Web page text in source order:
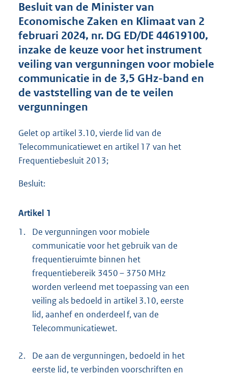
d
s
g
o
o
t
e
,
M
Besluit van de Minister van
Economische Zaken en Klimaat van 2
februari 2024, nr. DG ED/DE 44619100,
inzake de keuze voor het instrument
veiling van vergunningen voor mobiele
communicatie in de 3,5 GHz-band en
de vaststelling van de te veilen
vergunningen
Gelet op artikel 3.10, vierde lid van de
Telecommunicatiewet en artikel 17 van het
Frequentiebesluit 2013;
Besluit:
Artikel 1
1.
De vergunningen voor mobiele
communicatie voor het gebruik van de
frequentieruimte binnen het
frequentiebereik 3450 – 3750 MHz
worden verleend met toepassing van een
veiling als bedoeld in artikel 3.10, eerste
lid, aanhef en onderdeel f, van de
Telecommunicatiewet.
2.
De aan de vergunningen, bedoeld in het
eerste lid, te verbinden voorschriften en